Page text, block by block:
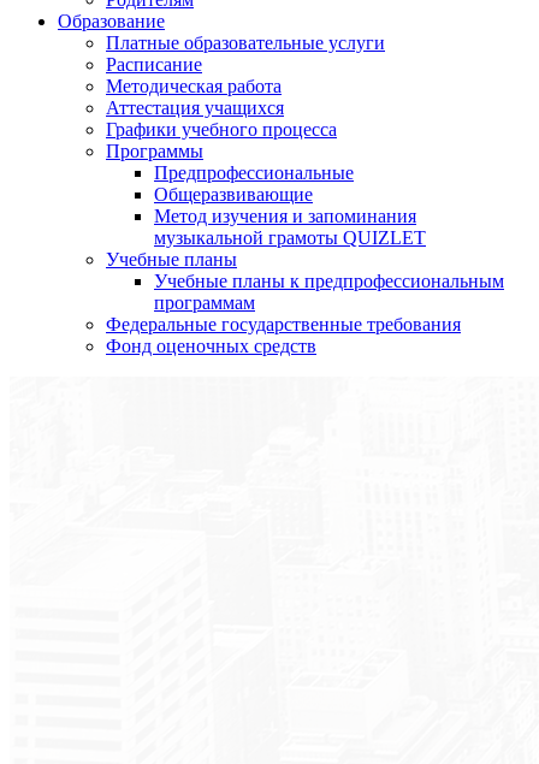
Образование
Платные образовательные услуги
Расписание
Методическая работа
Аттестация учащихся
Графики учебного процесса
Программы
Предпрофессиональные
Общеразвивающие
Метод изучения и запоминания
музыкальной грамоты QUIZLET
Учебные планы
Учебные планы к предпрофессиональным
программам
Федеральные государственные требования
Фонд оценочных средств